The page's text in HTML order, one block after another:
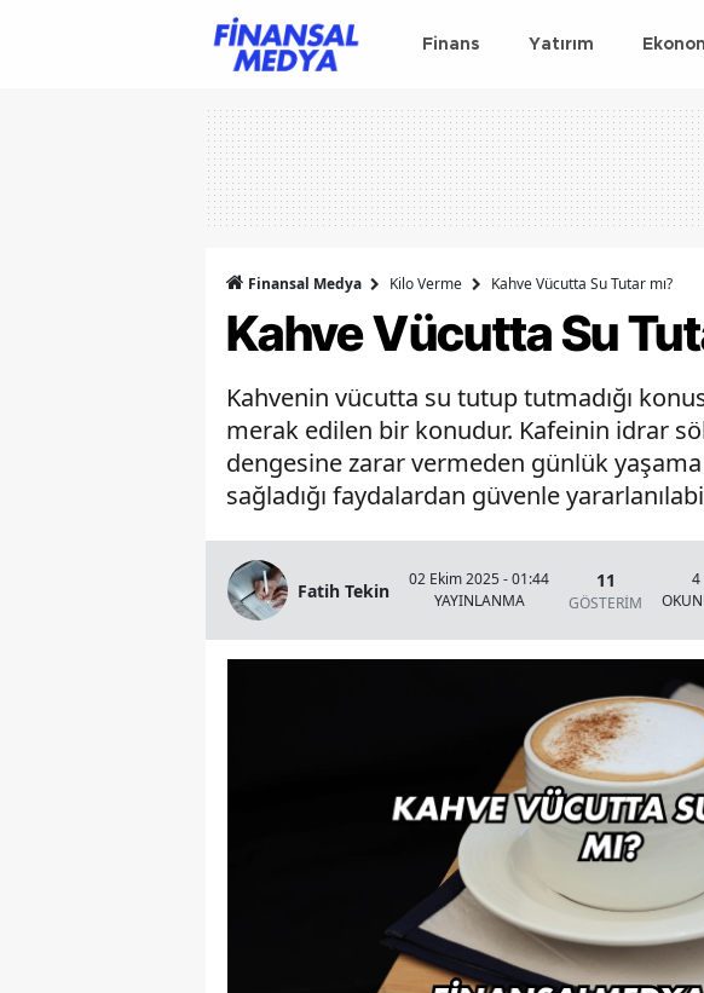
Finans Yatırım
Finansal Medya Kilo Verme Kahve Vücutta Su Tutar mı?
Kahve Vücutta Su
Kahvenin vücutta su tutup tutmadığı
merak edilen bir konudur. Kafeinin idrar
dengesine zarar vermeden günlük
sağladığı faydalardan güvenle
Fatih Tekin
02 Ekim 2025 - 01:44
YAYINLANMA
11
GÖSTERİM
4